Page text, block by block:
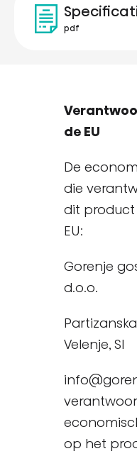
pdf
de EU
De
die
dit product
EU:
Gorenje
d.o.o.
Velenje, SI
op het